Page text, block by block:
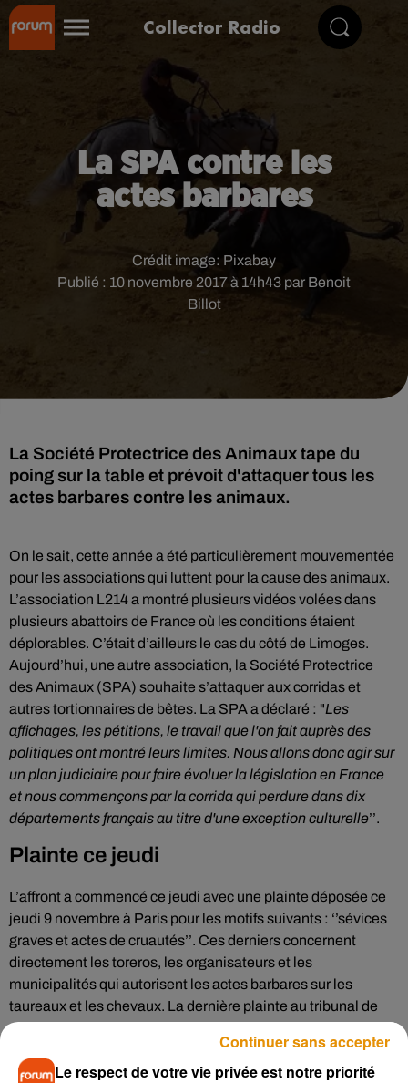
Collector Radio
La SPA contre les
actes barbares
Publié : 10 novembre 2017 à 14h43 par Benoit
Billot
Crédit image: Pixabay
La Société Protectrice des Animaux tape du
poing sur la table et prévoit d'attaquer tous les
actes barbares contre les animaux.
On le sait, cette année a été particulièrement mouvementée
pour les associations qui luttent pour la cause des animaux.
L’association L214 a montré plusieurs vidéos volées dans
plusieurs abattoirs de France où les conditions étaient
déplorables. C’était d’ailleurs le cas du côté de Limoges.
Aujourd’hui, une autre association, la Société Protectrice
des Animaux (SPA) souhaite s’attaquer aux corridas et
autres tortionnaires de bêtes. La SPA a déclaré : "Les
affichages, les pétitions, le travail que l'on fait auprès des
politiques ont montré leurs limites. Nous allons donc agir sur
un plan judiciaire pour faire évoluer la législation en France
et nous commençons par la corrida qui perdure dans dix
départements français au titre d'une exception culturelle’’.
Plainte ce jeudi
L’affront a commencé ce jeudi avec une plainte déposée ce
jeudi 9 novembre à Paris pour les motifs suivants : ‘’sévices
graves et actes de cruautés’’. Ces derniers concernent
directement les toreros, les organisateurs et les
municipalités qui autorisent les actes barbares sur les
taureaux et les chevaux. La dernière plainte au tribunal de
grande instance de Compiègne remonte au 6 novembre
dernier où un cerf a été tué lors d’une chasse à courre dans
une ville du département de l’Oise. On rappelle que d’après
Le respect de votre vie privée est notre priorité
Continuer sans accepter